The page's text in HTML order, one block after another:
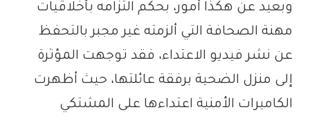
وبعيد عن هكذا أمور، بحكم التزامه بأخلاقيات
مهنة الصحافة التي ألزمته غير مجبر بالتحفظ
عن نشر فيديو الاعتداء، فقد توجهت المؤثرة
إلى منزل الضحية برفقة عائلتها، حيث أظهرت
الكاميرات الأمنية اعتداءها على المشتكي